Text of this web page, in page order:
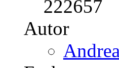
Preis
US$